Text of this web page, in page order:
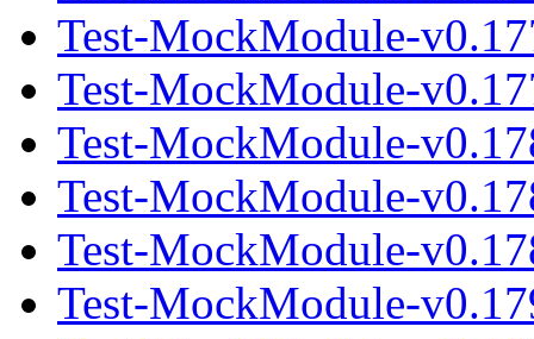
Test-MockModule-
Test-MockModule-
Test-MockModule-
Test-MockModule-
Test-MockModule-
Test-MockModule-